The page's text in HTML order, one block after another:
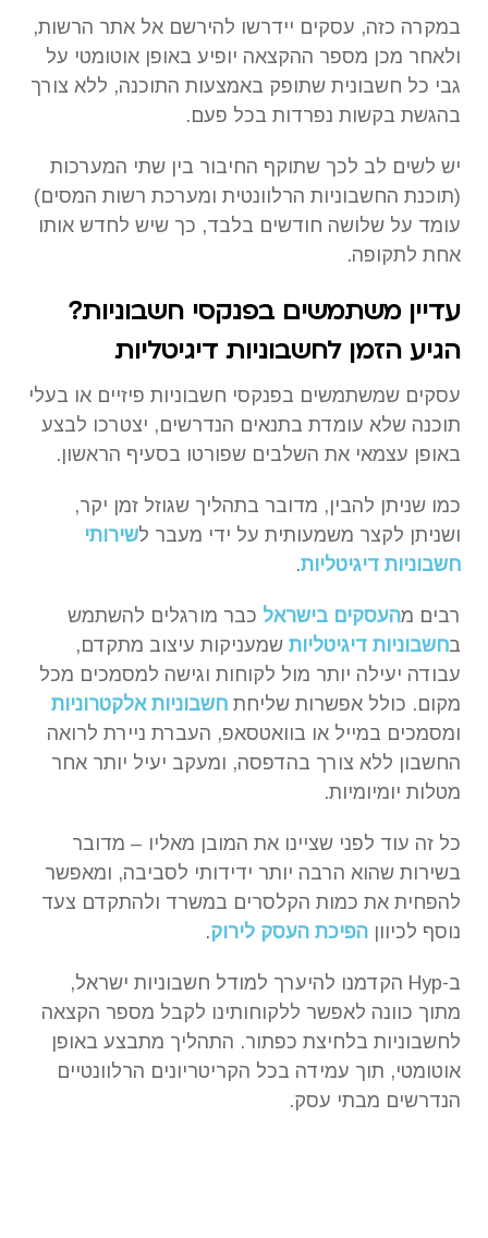
במקרה כזה, עסקים יידרשו להירשם אל אתר הרשות,
ולאחר מכן מספר ההקצאה יופיע באופן אוטומטי על
גבי כל חשבונית שתופק באמצעות התוכנה, ללא צורך
בהגשת בקשות נפרדות בכל פעם.
יש לשים לב לכך שתוקף החיבור בין שתי המערכות
(תוכנת החשבוניות הרלוונטית ומערכת רשות המסים)
עומד על שלושה חודשים בלבד, כך שיש לחדש אותו
אחת לתקופה.
עדיין משתמשים בפנקסי חשבוניות?
הגיע הזמן לחשבוניות דיגיטליות
עסקים שמשתמשים בפנקסי חשבוניות פיזיים או בעלי
תוכנה שלא עומדת בתנאים הנדרשים, יצטרכו לבצע
באופן עצמאי את השלבים שפורטו בסעיף הראשון.
כמו שניתן להבין, מדובר בתהליך שגוזל זמן יקר,
ושניתן לקצר משמעותית על ידי מעבר לשירותי
חשבוניות דיגיטליות.
רבים מהעסקים בישראל כבר מורגלים להשתמש
בחשבוניות דיגיטליות שמעניקות עיצוב מתקדם,
עבודה יעילה יותר מול לקוחות וגישה למסמכים מכל
מקום. כולל אפשרות שליחת חשבוניות אלקטרוניות
ומסמכים במייל או בוואטסאפ, העברת ניירת לרואה
החשבון ללא צורך בהדפסה, ומעקב יעיל יותר אחר
מטלות יומיומיות.
כל זה עוד לפני שציינו את המובן מאליו – מדובר
בשירות שהוא הרבה יותר ידידותי לסביבה, ומאפשר
להפחית את כמות הקלסרים במשרד ולהתקדם צעד
נוסף לכיוון הפיכת העסק לירוק.
ב-Hyp הקדמנו להיערך למודל חשבוניות ישראל,
מתוך כוונה לאפשר ללקוחותינו לקבל מספר הקצאה
לחשבוניות בלחיצת כפתור. התהליך מתבצע באופן
אוטומטי, תוך עמידה בכל הקריטריונים הרלוונטיים
הנדרשים מבתי עסק.